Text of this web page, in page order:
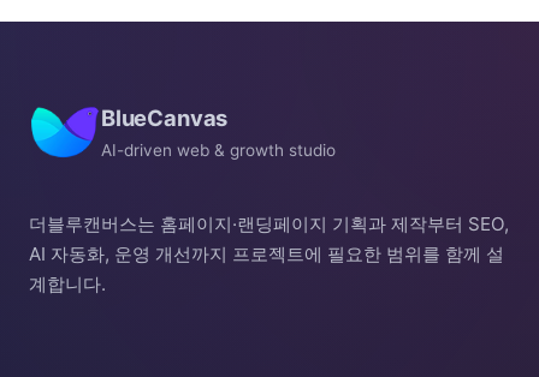
BlueCanvas
AI-driven web & growth studio
더블루캔버스는 홈페이지·랜딩페이지 기획과 제작부터 SEO,
AI 자동화, 운영 개선까지 프로젝트에 필요한 범위를 함께 설
계합니다.